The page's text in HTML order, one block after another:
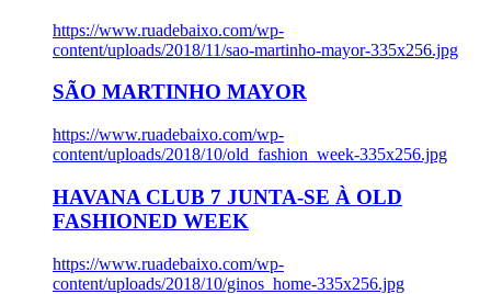
https://www.ruadebaixo.com/wp-
content/uploads/2018/11/sao-martinho-mayor-335x256.jpg
SÃO MARTINHO MAYOR
https://www.ruadebaixo.com/wp-
content/uploads/2018/10/old_fashion_week-335x256.jpg
HAVANA CLUB 7 JUNTA-SE À OLD
FASHIONED WEEK
https://www.ruadebaixo.com/wp-
content/uploads/2018/10/ginos_home-335x256.jpg